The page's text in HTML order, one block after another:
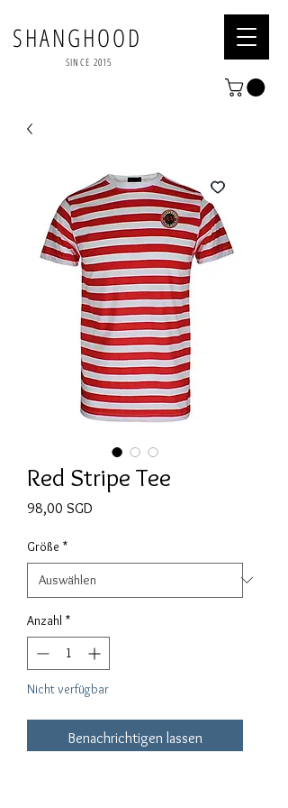
SHANGHOOD
SINCE 2015
Red Stripe Tee
98,00 SGD
Größe *
Anzahl *
Nicht verfügbar
Benachrichtigen lassen